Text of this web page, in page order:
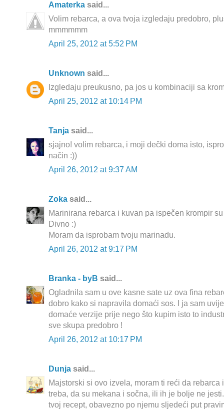
Amaterka said...
Volim rebarca, a ova tvoja izgledaju predobro,
mmmmmm
April 25, 2012 at 5:52 PM
Unknown said...
Izgledaju preukusno, pa jos u kombinaciji sa
April 25, 2012 at 10:14 PM
Tanja said...
sjajno! volim rebarca, i moji dečki doma isto,
način :))
April 26, 2012 at 9:37 AM
Zoka said...
Marinirana rebarca i kuvan pa ispečen krompir
Divno :)
Moram da isprobam tvoju marinadu.
April 26, 2012 at 9:17 PM
Branka - byB said...
Ogladnila sam u ove kasne sate uz ova fina
dobro kako si napravila domaći sos. I ja sam
domaće verzije prije nego što kupim isto to
sve skupa predobro !
April 26, 2012 at 10:17 PM
Dunja said...
Majstorski si ovo izvela, moram ti reći da
treba, da su mekana i sočna, ili ih je bolje ne
tvoj recept, obavezno po njemu sljedeći put